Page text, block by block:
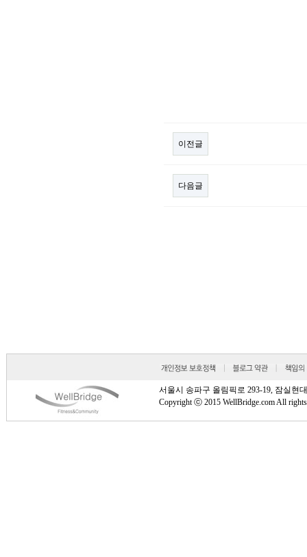
이전글
다음글
서울시 송파구 올림픽로 293-19, 잠실현
Copyright ⓒ 2015 WellBridge.com All rights